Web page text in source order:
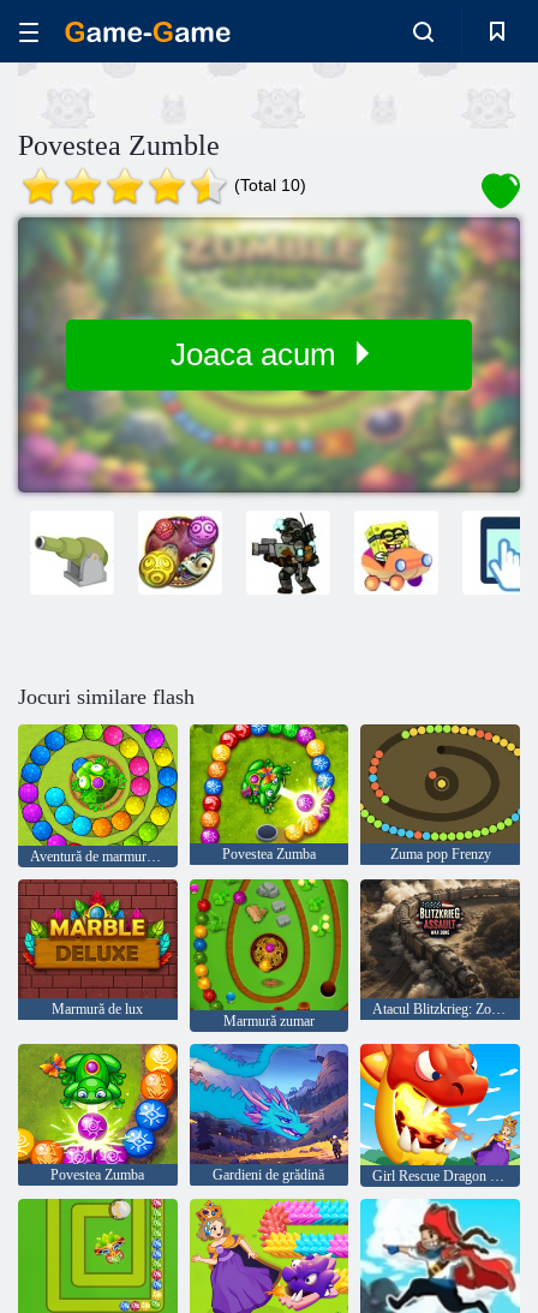
Povestea Zumble
(Total 10)
Joaca acum
Jocuri similare flash
Aventură de marmură de frogtastic Povestea Zumba Zuma pop Frenzy
Marmură de lux
Marmură zumar
Atacul Blitzkrieg: Zona de război!
Povestea Zumba Gardieni de grădină Girl Rescue Dragon Out